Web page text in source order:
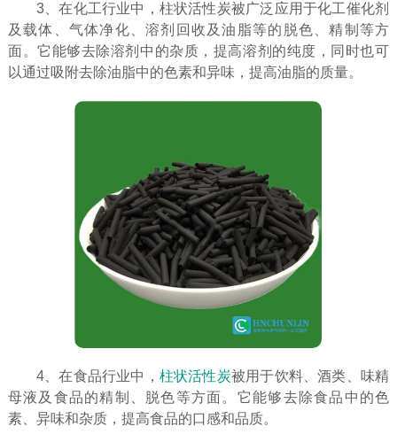
3、在化工行业中，柱状活性炭被广泛应用于化工催化剂
及载体、气体净化、溶剂回收及油脂等的脱色、精制等方
面。它能够去除溶剂中的杂质，提高溶剂的纯度，同时也可
以通过吸附去除油脂中的色素和异味，提高油脂的质量。
4、在食品行业中， 柱状活性炭被用于饮料、酒类、味精
母液及食品的精制、脱色等方面。它能够去除食品中的色
素、异味和杂质，提高食品的口感和品质。